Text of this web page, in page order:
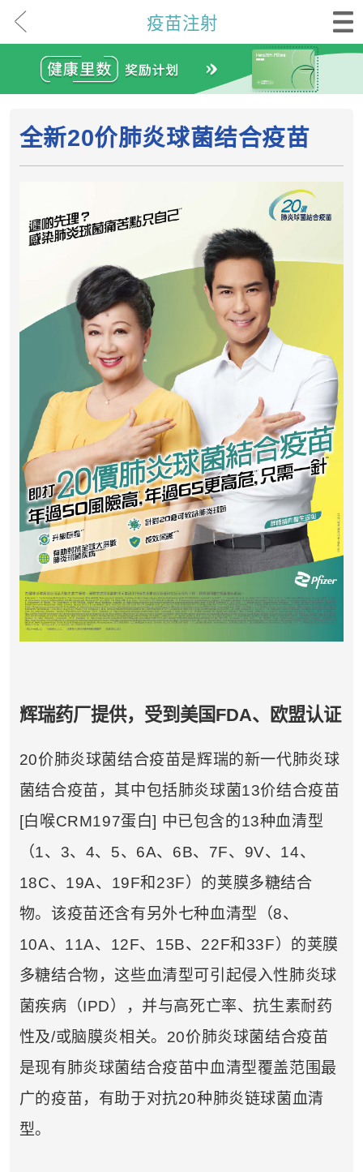
疫苗注射
全新20价肺炎球菌结合疫苗
辉瑞药厂提供，受到美国FDA、欧盟认证
20价肺炎球菌结合疫苗是辉瑞的新一代肺炎球
菌结合疫苗，其中包括肺炎球菌13价结合疫苗
[白喉CRM197蛋白] 中已包含的13种血清型
（1、3、4、5、6A、6B、7F、9V、14、
18C、19A、19F和23F）的荚膜多糖结合
物。该疫苗还含有另外七种血清型（8、
10A、11A、12F、15B、22F和33F）的荚膜
多糖结合物，这些血清型可引起侵入性肺炎球
菌疾病（IPD），并与高死亡率、抗生素耐药
性及/或脑膜炎相关。20价肺炎球菌结合疫苗
是现有肺炎球菌结合疫苗中血清型覆盖范围最
广的疫苗，有助于对抗20种肺炎链球菌血清
型。